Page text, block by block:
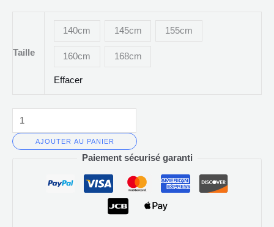
Taille
140cm 145cm 155cm
160cm 168cm
Effacer
AJOUTER AU PANIER
Paiement sécurisé garanti